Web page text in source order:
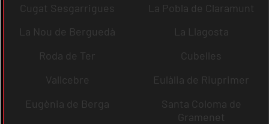
Cugat Sesgarrigues
La Pobla de Claramunt
La Nou de Berguedà
La Llagosta
Roda de Ter
Cubelles
Vallcebre
Eulàlia de Riuprimer
Eugènia de Berga
Santa Coloma de
Gramenet